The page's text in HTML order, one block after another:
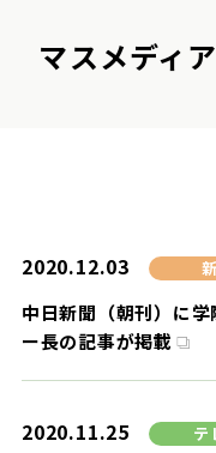
マスメディ
2020.12.03
中日新聞（朝刊）に
ー長の記事が掲載
2020.11.25 テ